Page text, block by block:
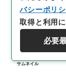
サムネイル
バシーポリ
取得と利用
必要